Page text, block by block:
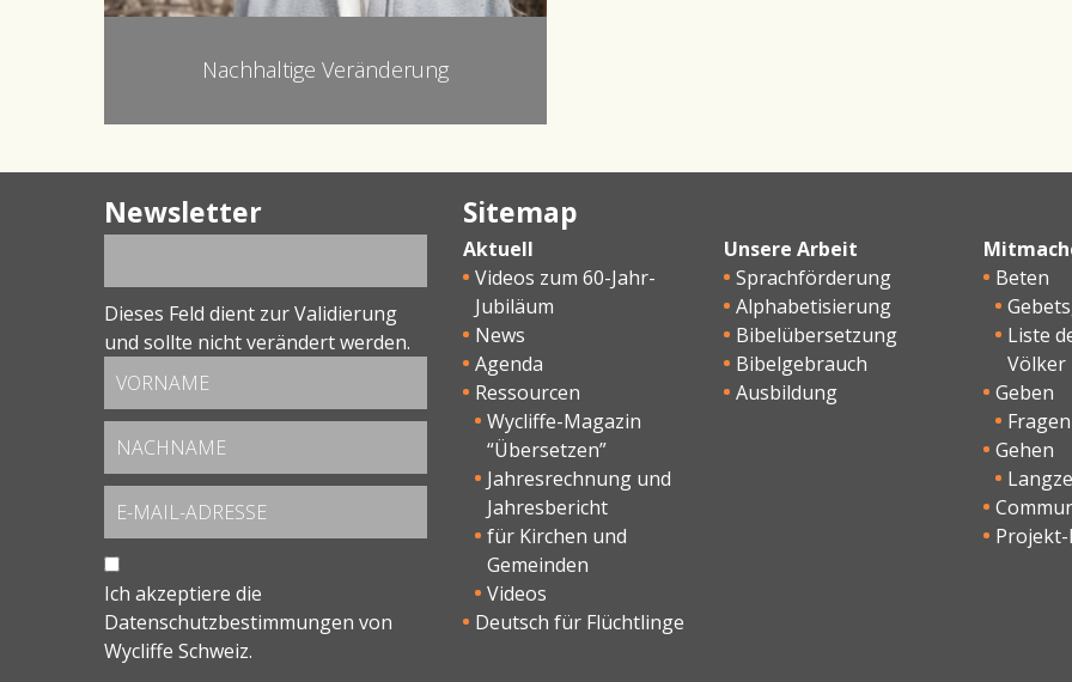
Nachhaltige Veränderung
Newsletter
Dieses Feld dient zur Validierung
und sollte nicht verändert werden.
Ich akzeptiere die
Datenschutzbestimmungen von
Wycliffe Schweiz.
Sitemap
Aktuell
Videos zum 60-Jahr-
Jubiläum
News
Agenda
Ressourcen
Wycliffe-Magazin
“Übersetzen”
Jahresrechnung und
Jahresbericht
für Kirchen und
Gemeinden
Videos
Deutsch für Flüchtlinge
Unsere Arbeit
Sprachförderung
Alphabetisierung
Bibelübersetzung
Bibelgebrauch
Ausbildung
Beten
Liste
Völker
Geben
Gehen